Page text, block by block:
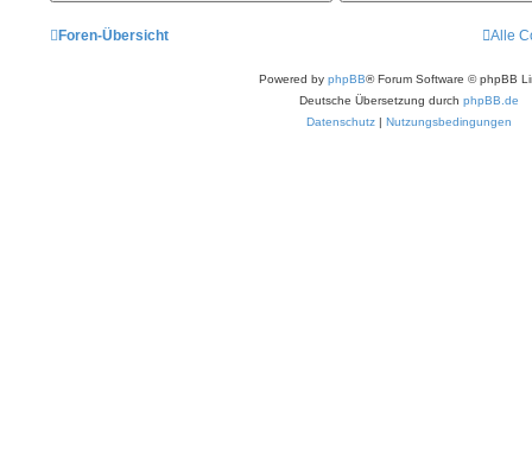
Foren-Übersicht Alle
Powered by phpBB® Forum Software © phpBB
Deutsche Übersetzung durch phpBB.de
Datenschutz | Nutzungsbedingungen